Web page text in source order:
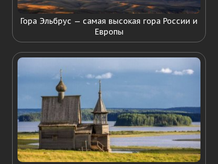
Гора Эльбрус — самая высокая гора России и
Европы